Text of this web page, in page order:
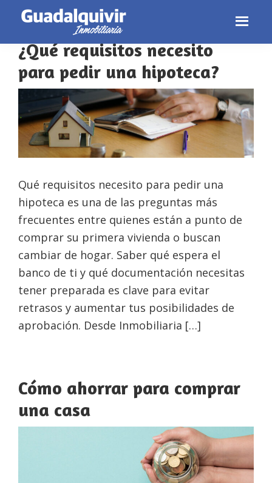
Skip
primary
navigation
Skip
main
content
Skip
footer
compra-venta
¿Qué requisitos necesito
para pedir una hipoteca?
Qué requisitos necesito para pedir una
hipoteca es una de las preguntas más
frecuentes entre quienes están a punto de
comprar su primera vivienda o buscan
cambiar de hogar. Saber qué espera el
banco de ti y qué documentación necesitas
tener preparada es clave para evitar
retrasos y aumentar tus posibilidades de
aprobación. Desde Inmobiliaria […]
Cómo ahorrar para comprar
una casa